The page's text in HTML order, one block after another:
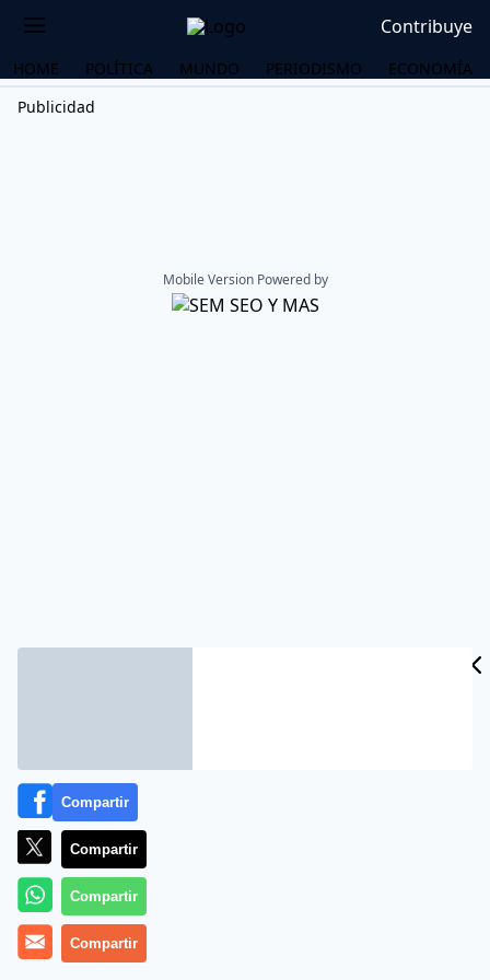
Contribuye
HOME POLÍTICA MUNDO PERIODISMO
ECONOMÍA
Publicidad
Mobile Version Powered by
Compartir
Compartir
Compartir
Compartir